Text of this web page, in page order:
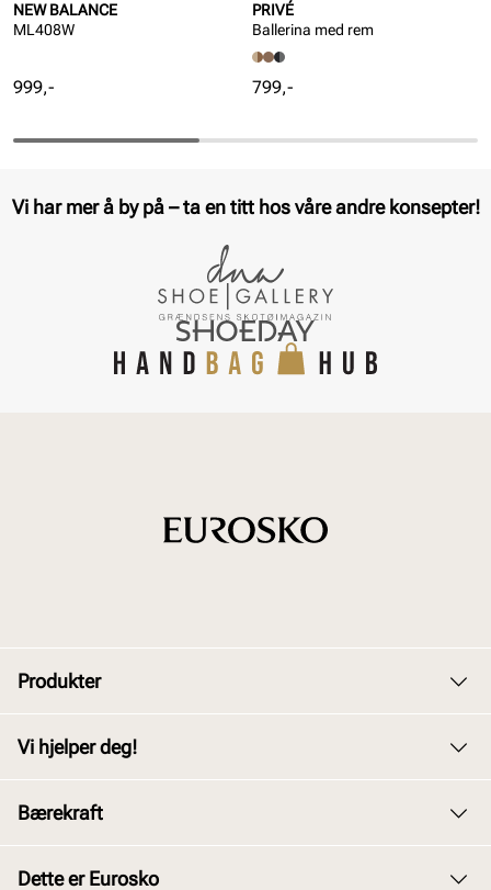
NEW BALANCE
ML408W
Pris
999,-
PRIVÉ
Ballerina med rem
Pris
799,-
Vi har mer å by på – ta en titt hos våre andre konsepter!
Produkter
Barn
Vi hjelper deg!
Kjøpsbetingelser
Bærekraft
Dette er Eurosko